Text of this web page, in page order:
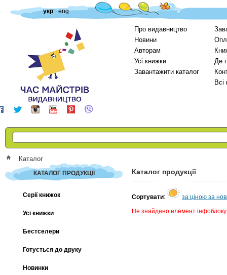
укр eng
Про видавництво
Новини
Авторам
Усі книжки
Завантажити каталог
Де
Каталог
КАТАЛОГ ПРОДУКЦІЇ
Серії книжок
Усі книжки
Бестселери
Готується до друку
Новинки
Каталог продукції
Сортувати: за ціною за
Не знайдено елемент інфоблоку